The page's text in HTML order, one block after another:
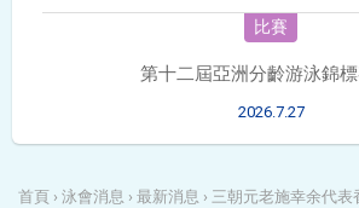
比賽
第十二屆亞洲分齡游泳錦
2026.7.27
首頁 › 泳會消息 › 最新消息 › 三朝元老施幸余代表